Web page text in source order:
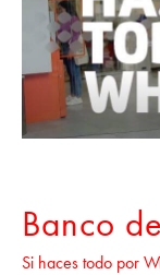
Banco
Si haces todo por